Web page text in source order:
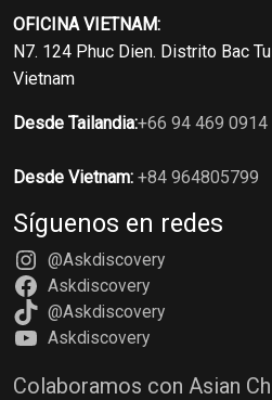
OFICINA VIETNAM:
N7. 124 Phuc Dien. Distrito Bac
Vietnam
Desde Tailandia:+66 94 469 0914
Desde Vietnam: +84 964805799
Síguenos en redes
@Askdiscovery
Askdiscovery
@Askdiscovery
Askdiscovery
Colaboramos con Asian